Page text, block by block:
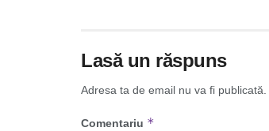
Lasă un răspuns
Adresa ta de email nu va fi publicată.
Comentariu *